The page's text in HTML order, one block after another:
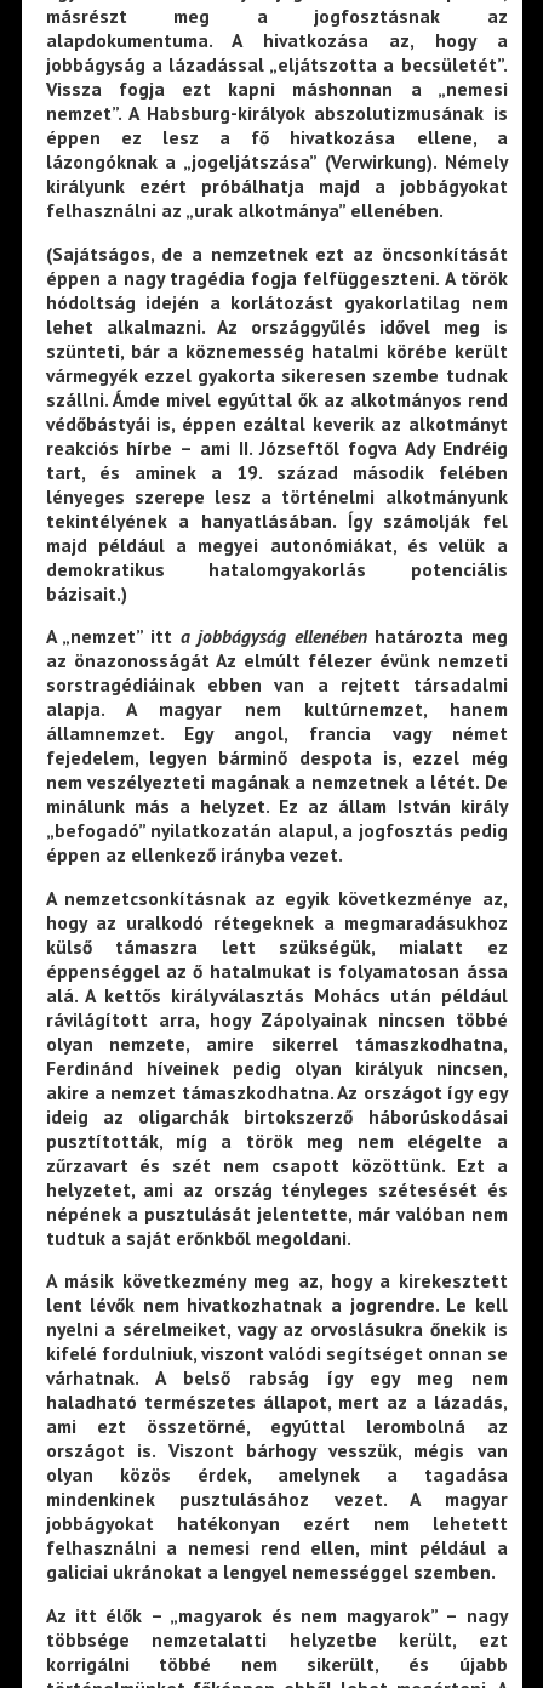
másrészt meg a jogfosztásnak az
alapdokumentuma. A hivatkozása az, hogy a
jobbágyság a lázadással „eljátszotta a becsületét”.
Vissza fogja ezt kapni máshonnan a „nemesi
nemzet”. A Habsburg-királyok abszolutizmusának is
éppen ez lesz a fő hivatkozása ellene, a
lázongóknak a „jogeljátszása” (Verwirkung). Némely
királyunk ezért próbálhatja majd a jobbágyokat
felhasználni az „urak alkotmánya” ellenében.
(Sajátságos, de a nemzetnek ezt az öncsonkítását
éppen a nagy tragédia fogja felfüggeszteni. A török
hódoltság idején a korlátozást gyakorlatilag nem
lehet alkalmazni. Az országgyűlés idővel meg is
szünteti, bár a köznemesség hatalmi körébe került
vármegyék ezzel gyakorta sikeresen szembe tudnak
szállni. Ámde mivel egyúttal ők az alkotmányos rend
védőbástyái is, éppen ezáltal keverik az alkotmányt
reakciós hírbe – ami II. Józseftől fogva Ady Endréig
tart, és aminek a 19. század második felében
lényeges szerepe lesz a történelmi alkotmányunk
tekintélyének a hanyatlásában. Így számolják fel
majd például a megyei autonómiákat, és velük a
demokratikus hatalomgyakorlás potenciális
bázisait.)
A „nemzet” itt a jobbágyság ellenébenhatározta meg
az önazonosságát Az elmúlt félezer évünk nemzeti
sorstragédiáinak ebben van a rejtett társadalmi
alapja. A magyar nem kultúrnemzet, hanem
államnemzet. Egy angol, francia vagy német
fejedelem, legyen bárminő despota is, ezzel még
nem veszélyezteti magának a nemzetnek a létét. De
minálunk más a helyzet. Ez az állam István király
„befogadó” nyilatkozatán alapul, a jogfosztás pedig
éppen az ellenkező irányba vezet.
A nemzetcsonkításnak az egyik következménye az,
hogy az uralkodó rétegeknek a megmaradásukhoz
külső támaszra lett szükségük, mialatt ez
éppenséggel az ő hatalmukat is folyamatosan ássa
alá. A kettős királyválasztás Mohács után például
rávilágított arra, hogy Zápolyainak nincsen többé
olyan nemzete, amire sikerrel támaszkodhatna,
Ferdinánd híveinek pedig olyan királyuk nincsen,
akire a nemzet támaszkodhatna. Az országot így egy
ideig az oligarchák birtokszerző háborúskodásai
pusztították, míg a török meg nem elégelte a
zűrzavart és szét nem csapott közöttünk. Ezt a
helyzetet, ami az ország tényleges szétesését és
népének a pusztulását jelentette, már valóban nem
tudtuk a saját erőnkből megoldani.
A másik következmény meg az, hogy a kirekesztett
lent lévők nem hivatkozhatnak a jogrendre. Le kell
nyelni a sérelmeiket, vagy az orvoslásukra őnekik is
kifelé fordulniuk, viszont valódi segítséget onnan se
várhatnak. A belső rabság így egy meg nem
haladható természetes állapot, mert az a lázadás,
ami ezt összetörné, egyúttal lerombolná az
országot is. Viszont bárhogy vesszük, mégis van
olyan közös érdek, amelynek a tagadása
mindenkinek pusztulásához vezet. A magyar
jobbágyokat hatékonyan ezért nem lehetett
felhasználni a nemesi rend ellen, mint például a
galiciai ukránokat a lengyel nemességgel szemben.
Az itt élők – „magyarok és nem magyarok” – nagy
többsége nemzetalatti helyzetbe került, ezt
korrigálni többé nem sikerült, és újabb